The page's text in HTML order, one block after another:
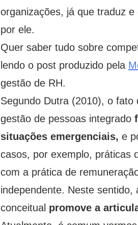
organizações, já que traduz
por ele.
Quer saber tudo sobre
lendo o post produzido pela
gestão de RH.
Segundo Dutra (2010), o
gestão de pessoas integrado
situações emergenciais, e
casos, por exemplo, práticas
com a prática de
independente. Neste
conceitual promove a